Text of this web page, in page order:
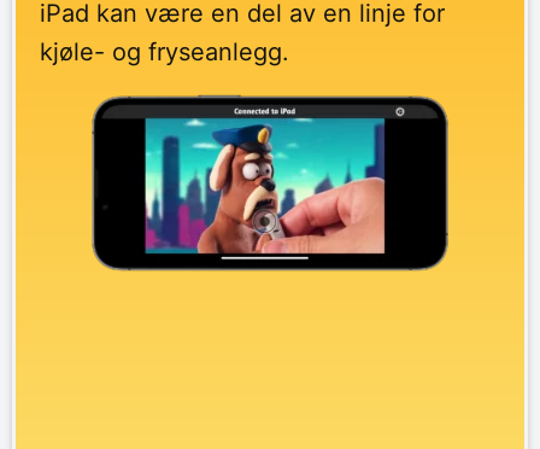
iPad kan være en del av en linje for
kjøle- og fryseanlegg.